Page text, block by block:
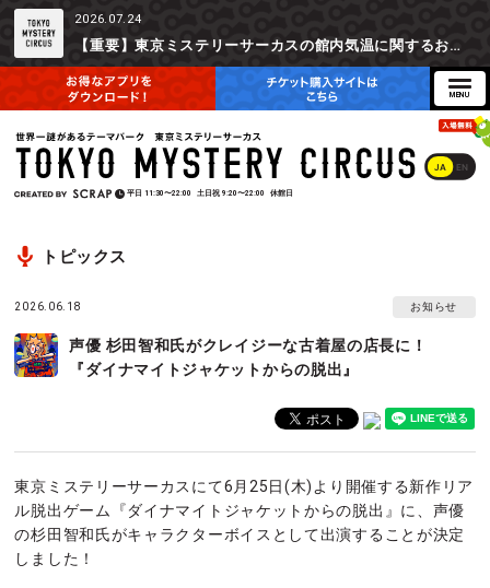
2026.07.24
【重要】東京ミステリーサーカスの館内気温に関するお詫びとご参加辞退時の返金対応について
JA EN
平日 11:30〜22:00 土日祝 9:20〜22:00 休館日
トピックス
2026.06.18 お知らせ
声優 杉田智和氏がクレイジーな古着屋の店長に！
『ダイナマイトジャケットからの脱出』
東京ミステリーサーカスにて6月25日(木)より開催する新作リア
ル脱出ゲーム『ダイナマイトジャケットからの脱出』に、声優
の杉田智和氏がキャラクターボイスとして出演することが決定
しました！